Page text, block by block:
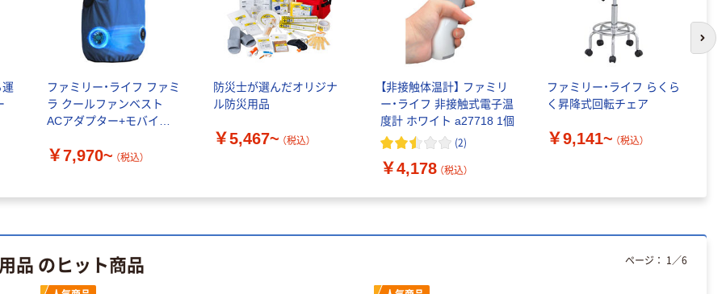
運
ファミリー・ライフ ファミ
ラ クールファンベスト
ACアダプター+モバイル
￥7,970~ （税込）
防災士が選んだオリジナ
ル防災用品
￥5,467~ （税込）
【非接触体温計】 ファミリ
ー・ライフ 非接触式電子温
度計 ホワイト a27718 1個
(2)
￥4,178 （税込）
ファミリー・ライフ らくら
く昇降式回転チェア
￥9,141~ （税込）
次
品 のヒット商品 ページ： 1 ／6
送品）
とうしょう エマ
ージェンシーマ
ルチガード 熊
ン付多機能ソー
ラーバッテリ
ー BGー110 1
￥7,678 （税込）
カゴへ
SHIMADA ネズ
￥3,358~